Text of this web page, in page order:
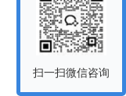
扫一扫微信咨询